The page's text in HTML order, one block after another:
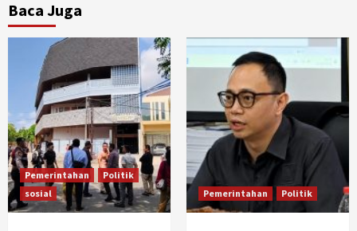
Baca Juga
Pemerintahan
Politik
sosial
Pemerintahan Politik